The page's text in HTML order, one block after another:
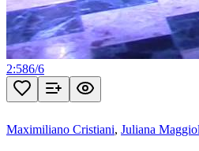
2:586/6
Maximiliano Cristiani, Juliana